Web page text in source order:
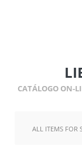
CATÁLOGO ON-
ALL ITEMS FOR